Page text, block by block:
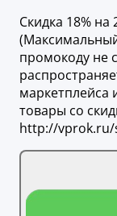
Скидка 18% на
промокоду не
маркетплейса
товары со
http://vprok.ru/